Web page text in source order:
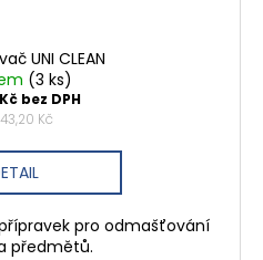
UNI CLEAN
(3 ks)
bez DPH
Kč
pro odmašťování
předmětů.